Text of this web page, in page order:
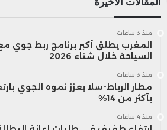
وهو ما يعكس التباين
والطلب في سوق العمل،
الحاجة إلى تحسين هذا
في الختام، دعا عبد الخالق
الجامعي والأكاديمي،
منذ 3 ساعات
المغرب يطلق أكبر برنامج ربط جوي مع
السياحة خلال شتاء 2026
منذ 3 ساعات
مطار الرباط-سلا يعزز نموه الجوي
بأكثر من 14%
منذ 4 ساعات